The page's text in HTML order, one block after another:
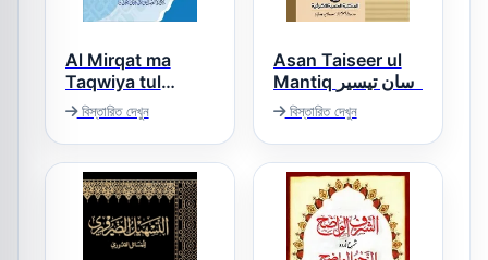
Al Mirqat ma
Taqwiya tul
Mirqat المرقاۃ مع
تقویۃ المرقاۃ
বিস্তারিত দেখুন
Asan Taiseer ul
Mantiq آسان تیسیر
المنطق
বিস্তারিত দেখুন